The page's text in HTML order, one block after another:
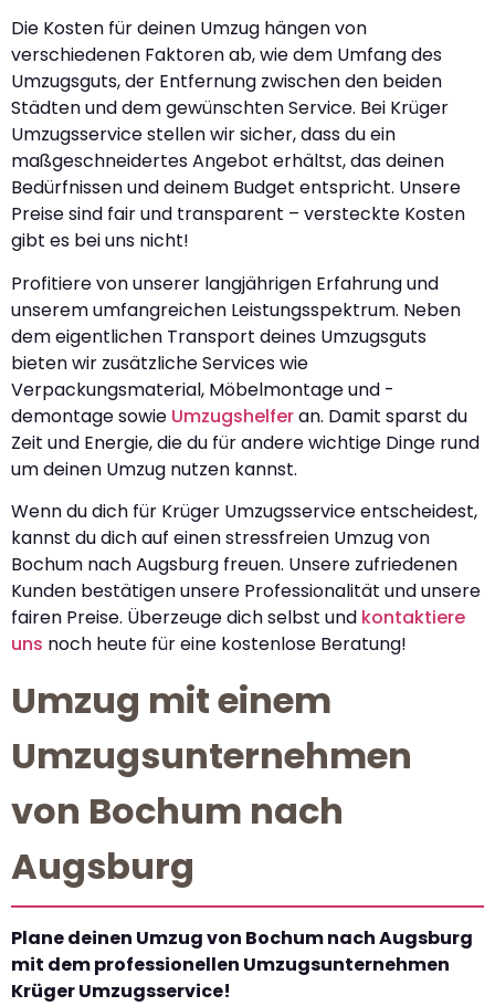
Die Kosten für deinen Umzug hängen von
verschiedenen Faktoren ab, wie dem Umfang des
Umzugsguts, der Entfernung zwischen den beiden
Städten und dem gewünschten Service. Bei Krüger
Umzugsservice stellen wir sicher, dass du ein
maßgeschneidertes Angebot erhältst, das deinen
Bedürfnissen und deinem Budget entspricht. Unsere
Preise sind fair und transparent – versteckte Kosten
gibt es bei uns nicht!
Profitiere von unserer langjährigen Erfahrung und
unserem umfangreichen Leistungsspektrum. Neben
dem eigentlichen Transport deines Umzugsguts
bieten wir zusätzliche Services wie
Verpackungsmaterial, Möbelmontage und -
demontage sowie Umzugshelferan. Damit sparst du
Zeit und Energie, die du für andere wichtige Dinge rund
um deinen Umzug nutzen kannst.
Wenn du dich für Krüger Umzugsservice entscheidest,
kannst du dich auf einen stressfreien Umzug von
Bochum nach Augsburg freuen. Unsere zufriedenen
Kunden bestätigen unsere Professionalität und unsere
fairen Preise. Überzeuge dich selbst und kontaktiere
uns noch heute für eine kostenlose Beratung!
Umzug mit einem
Umzugsunternehmen
von Bochum nach
Augsburg
Plane deinen Umzug von Bochum nach Augsburg
mit dem professionellen Umzugsunternehmen
Krüger Umzugsservice!